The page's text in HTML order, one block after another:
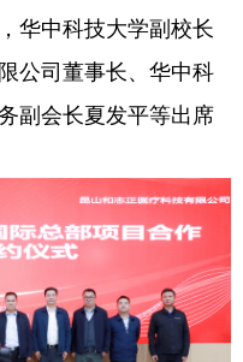
银龄 溯源中国
能源 会展
时尚 悦读
亚太网 上市公司
华中科技大学副校长
公司董事长、华中科
副会长夏发平等出席